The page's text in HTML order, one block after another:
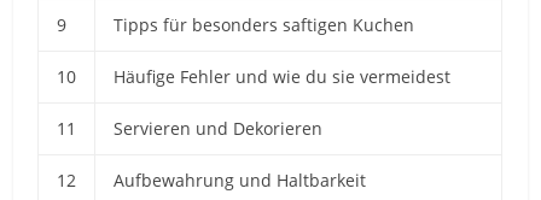
9 Tipps für besonders saftigen Kuchen
10 Häufige Fehler und wie du sie vermeidest
11 Servieren und Dekorieren
12 Aufbewahrung und Haltbarkeit